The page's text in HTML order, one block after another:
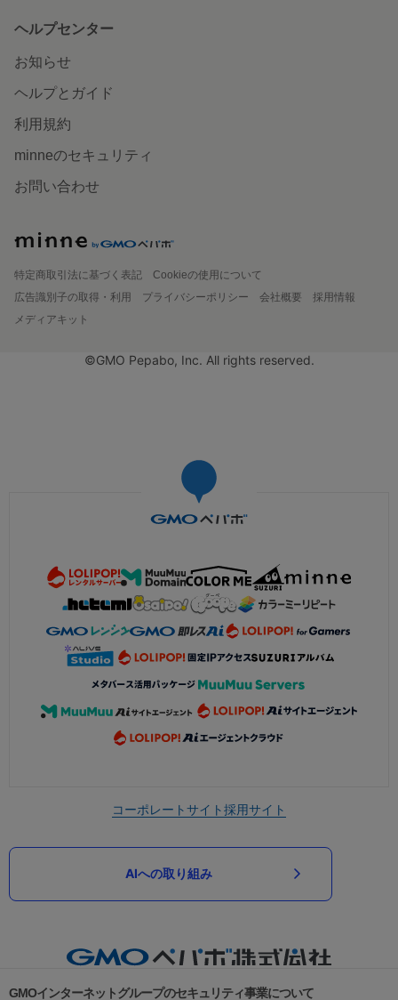
ヘルプセンター
お知らせ
ヘルプとガイド
利用規約
minneのセキュリティ
お問い合わせ
特定商取引法に基づく表記
Cookieの使用について
広告識別子の取得・利用
プライバシーポリシー 会社概要
採用情報
メディアキット
©GMO Pepabo, Inc. All rights reserved.
コーポレートサイト採用サイト
AIへの取り組み
GMOインターネットグループのセキュリティ事業について